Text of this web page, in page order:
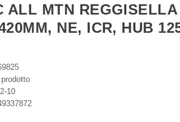
ALL MTN
NE, ICR, HUB
10